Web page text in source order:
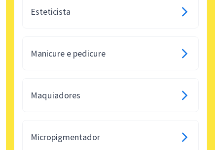
Esteticista
Manicure e pedicure
Maquiadores
Micropigmentador